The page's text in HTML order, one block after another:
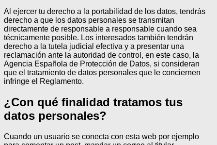
Al ejercer tu derecho a la portabilidad de los datos, tendrás
derecho a que los datos personales se transmitan
directamente de responsable a responsable cuando sea
técnicamente posible. Los interesados también tendrán
derecho a la tutela judicial efectiva y a presentar una
reclamación ante la autoridad de control, en este caso, la
Agencia Española de Protección de Datos, si consideran
que el tratamiento de datos personales que le conciernen
infringe el Reglamento.
¿Con qué finalidad tratamos tus
datos personales?
Cuando un usuario se conecta con esta web por ejemplo